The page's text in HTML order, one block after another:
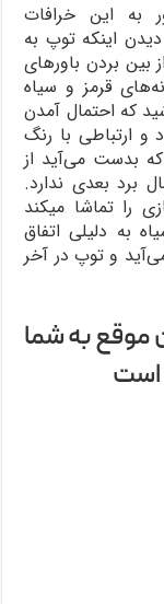
به این خرافات
اینکه توپ به
بردن باورهای
قرمز و سیاه
که احتمال آمدن
ارتباطی با رنگ
بدست می‌آید از
برد بعدی ندارد.
را تماشا میکند
به دلیلی اتفاق
و توپ در آخر
موقع به شما
است